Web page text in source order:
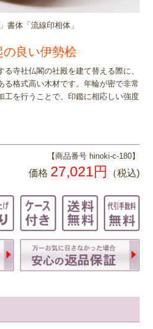
書体「流線印相体」
良い伊勢桧
寺社仏閣の社殿を建て替える際に、
る格式高い木材です。年輪が密で非常
工を行うことで、印鑑に相応しい強度
【商品番号 hinoki-c-180】
価格 27,021円 （税込)